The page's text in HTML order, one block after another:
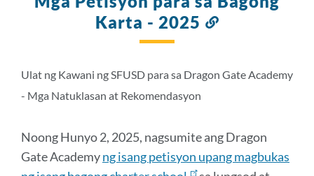
Karta - 2025
Link
ito
Ulat ng Kawani ng SFUSD para sa Dragon Gate Academy
- Mga Natuklasan at Rekomendasyon
Noong Hunyo 2, 2025, nagsumite ang Dragon
Gate Academyng isang petisyon upang magbukas